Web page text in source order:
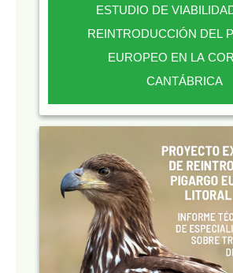
ESTUDIO DE
REINTRODUCCIÓN DEL
EUROPEO EN LA
CANTÁBRICA